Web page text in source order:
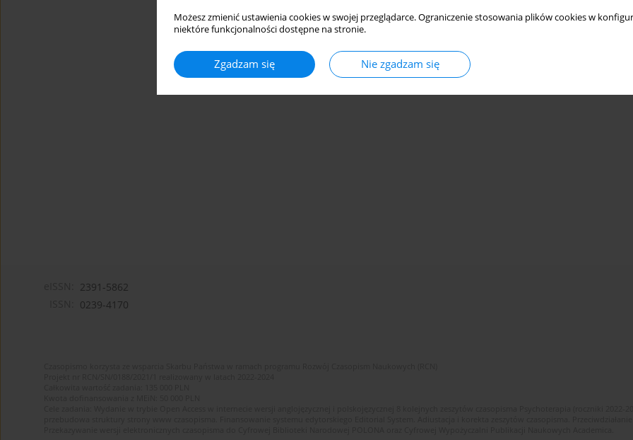
Możesz zmienić ustawienia cookies w swojej przeglądarce. Ograniczenie stosowania plików cookies w
niektóre funkcjonalności dostępne na stronie.
Zgadzam się Nie zgadzam się
2391-5862
0239-4170